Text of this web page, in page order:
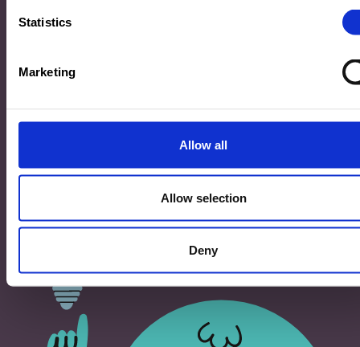
Statistics
Marketing
Allow all
Allow selection
Deny
©2026 Ministère de l’Éducation nationale, de l’Enfance